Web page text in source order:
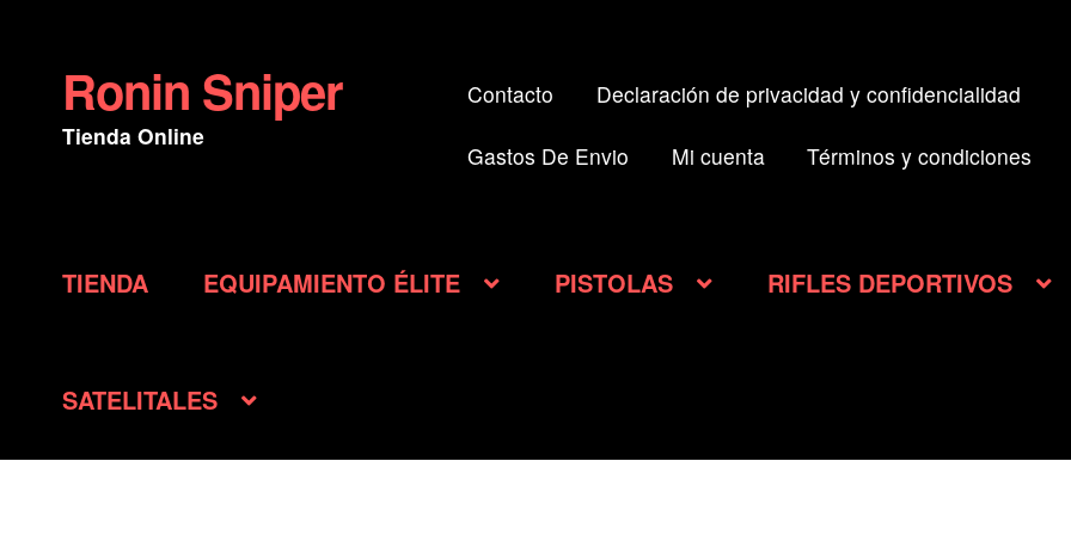
Ir
a
la
Ir
al
contenido
Ronin Sniper
Tienda Online
Contacto Declaración de privacidad y confidencialidad
Gastos De Envio Mi cuenta Términos y condiciones
TIENDA EQUIPAMIENTO ÉLITE PISTOLAS RIFLES DEPORTIVOS
SATELITALES